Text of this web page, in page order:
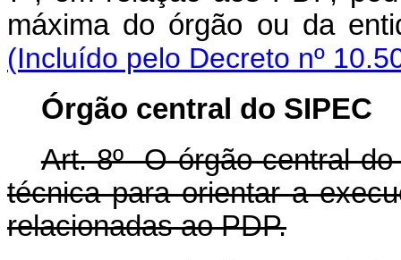
máxima do órgão ou da
(Incluído pelo Decreto nº
Órgão central do SIPEC
Art. 8º O órgão central do
técnica para orientar a
relacionadas ao PDP.